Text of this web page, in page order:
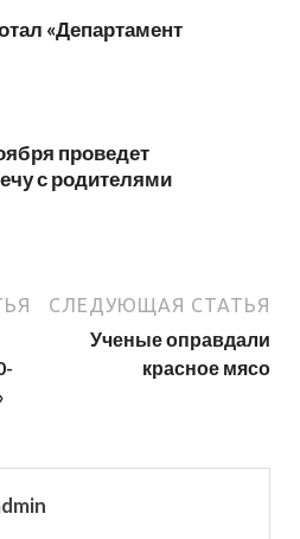
«Департамент
проведет
с родителями
СЛЕДУЮЩАЯ СТАТЬЯ
Ученые оправдали
красное мясо